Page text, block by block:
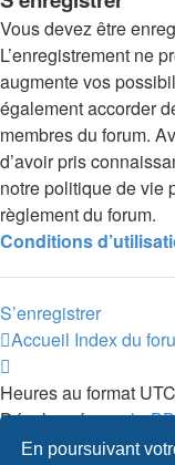
En poursuivant
Vous devez être
L’enregistrement ne
augmente vos
également accorder
membres du forum.
d’avoir pris
notre politique de vie
règlement du forum.
Conditions
S’enregistrer
Accueil Index du
Heures au format
Développé parphpBB
Traduit parphpBB-